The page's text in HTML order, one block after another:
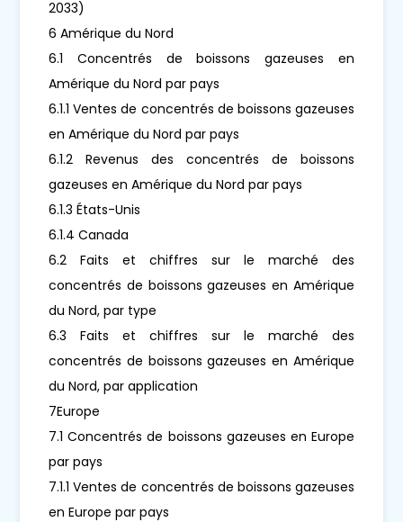
2033)
6 Amérique du Nord
6.1 Concentrés de boissons gazeuses en
Amérique du Nord par pays
6.1.1 Ventes de concentrés de boissons gazeuses
en Amérique du Nord par pays
6.1.2 Revenus des concentrés de boissons
gazeuses en Amérique du Nord par pays
6.1.3 États-Unis
6.1.4 Canada
6.2 Faits et chiffres sur le marché des
concentrés de boissons gazeuses en Amérique
du Nord, par type
6.3 Faits et chiffres sur le marché des
concentrés de boissons gazeuses en Amérique
du Nord, par application
7Europe
7.1 Concentrés de boissons gazeuses en Europe
par pays
7.1.1 Ventes de concentrés de boissons gazeuses
en Europe par pays